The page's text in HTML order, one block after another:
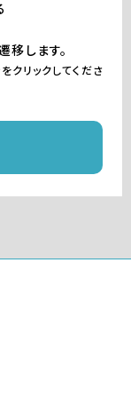
します。
リックしてくださ